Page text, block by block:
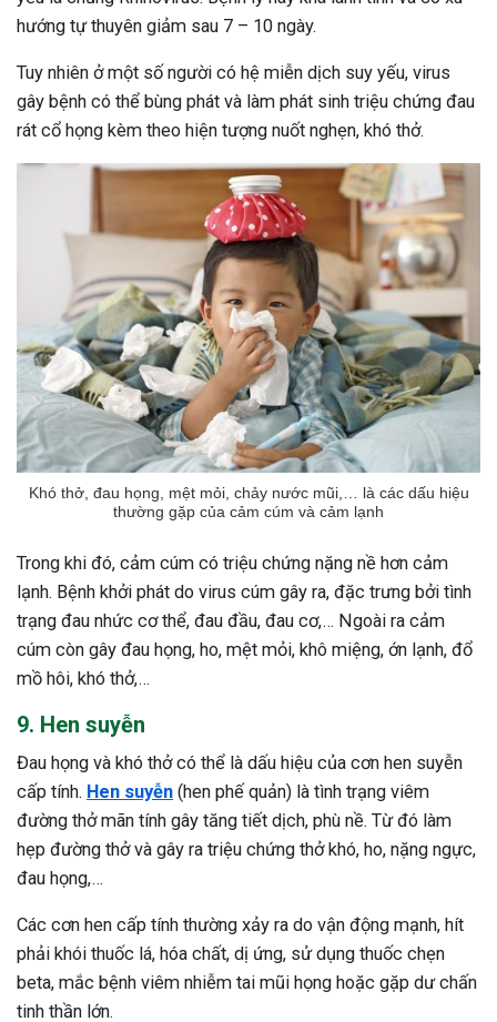
hướng tự thuyên giảm sau 7 – 10 ngày.
Tuy nhiên ở một số người có hệ miễn dịch suy yếu, virus
gây bệnh có thể bùng phát và làm phát sinh triệu chứng đau
rát cổ họng kèm theo hiện tượng nuốt nghẹn, khó thở.
Khó thở, đau họng, mệt mỏi, chảy nước mũi,… là các dấu hiệu
thường gặp của cảm cúm và cảm lạnh
Trong khi đó, cảm cúm có triệu chứng nặng nề hơn cảm
lạnh. Bệnh khởi phát do virus cúm gây ra, đặc trưng bởi tình
trạng đau nhức cơ thể, đau đầu, đau cơ,… Ngoài ra cảm
cúm còn gây đau họng, ho, mệt mỏi, khô miệng, ớn lạnh, đổ
mồ hôi, khó thở,…
9. Hen suyễn
Đau họng và khó thở có thể là dấu hiệu của cơn hen suyễn
cấp tính. Hen suyễn (hen phế quản) là tình trạng viêm
đường thở mãn tính gây tăng tiết dịch, phù nề. Từ đó làm
hẹp đường thở và gây ra triệu chứng thở khó, ho, nặng ngực,
đau họng,…
Các cơn hen cấp tính thường xảy ra do vận động mạnh, hít
phải khói thuốc lá, hóa chất, dị ứng, sử dụng thuốc chẹn
beta, mắc bệnh viêm nhiễm tai mũi họng hoặc gặp dư chấn
tinh thần lớn.